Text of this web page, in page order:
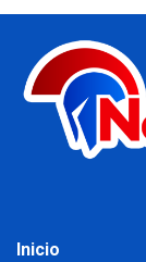
Inicio